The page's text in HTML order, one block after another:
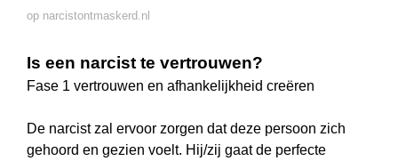
op narcistontmaskerd.nl
Is een narcist te vertrouwen?
Fase 1 vertrouwen en afhankelijkheid creëren
De narcist zal ervoor zorgen dat deze persoon zich
gehoord en gezien voelt. Hij/zij gaat de perfecte